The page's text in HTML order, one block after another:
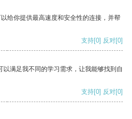
给你提供最高速度和安全性的连接，并帮
支持[0] 反对[0]
以满足我不同的学习需求，让我能够找到自
支持[0] 反对[0]